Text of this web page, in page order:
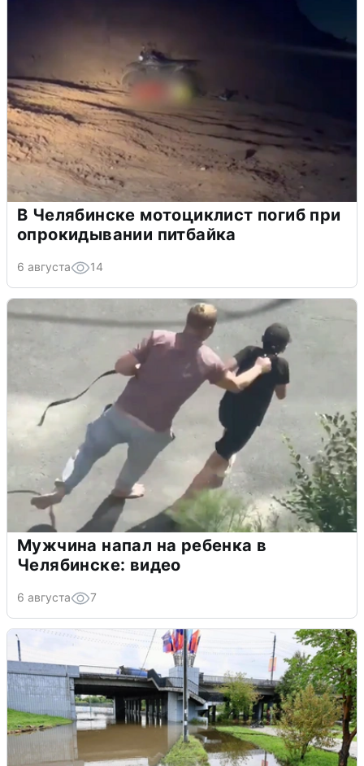
В Челябинске мотоциклист погиб при
опрокидывании питбайка
6 августа 14
Мужчина напал на ребенка в
Челябинске: видео
6 августа 7